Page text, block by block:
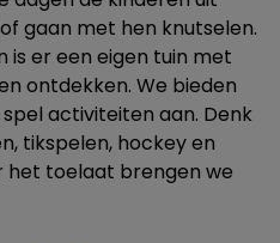
gaan met hen knutselen.
er een eigen tuin met
ontdekken. We bieden
activiteiten aan. Denk
tikspelen, hockey en
toelaat brengen we